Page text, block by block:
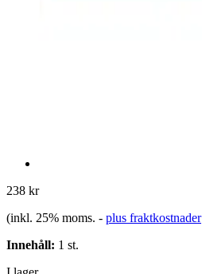
238 kr
(inkl. 25% moms. - plus fraktkostnader
Innehåll: 1 st.